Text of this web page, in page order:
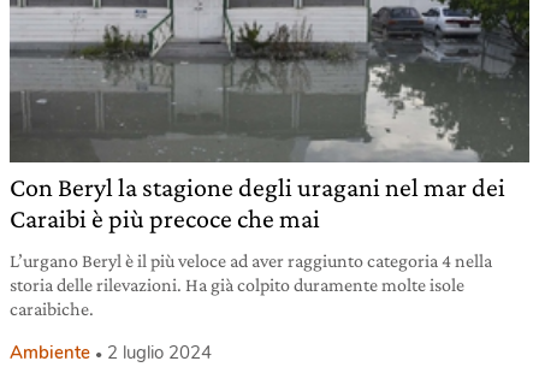
Con Beryl la stagione degli uragani nel mar dei
Caraibi è più precoce che mai
L’urgano Beryl è il più veloce ad aver raggiunto categoria 4 nella
storia delle rilevazioni. Ha già colpito duramente molte isole
caraibiche.
Ambiente 2 luglio 2024